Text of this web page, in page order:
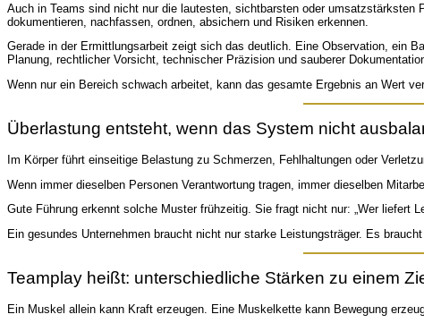
Auch in Teams sind nicht nur die lautesten, sichtbarsten oder
dokumentieren, nachfassen, ordnen, absichern und Risiken erkennen.
Gerade in der Ermittlungsarbeit zeigt sich das deutlich. Eine Observation, ein
Planung, rechtlicher Vorsicht, technischer Präzision und sauberer
Wenn nur ein Bereich schwach arbeitet, kann das gesamte Ergebnis an Wert
Überlastung entsteht, wenn das System nicht
Im Körper führt einseitige Belastung zu Schmerzen, Fehlhaltungen oder
Wenn immer dieselben Personen Verantwortung tragen, immer dieselben
Gute Führung erkennt solche Muster frühzeitig. Sie fragt nicht nur: „Wer liefert
Ein gesundes Unternehmen braucht nicht nur starke Leistungsträger. Es
Teamplay heißt: unterschiedliche Stärken zu einem
Ein Muskel allein kann Kraft erzeugen. Eine Muskelkette kann Bewegung